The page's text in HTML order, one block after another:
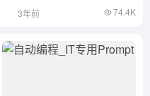
3年前 74.4K